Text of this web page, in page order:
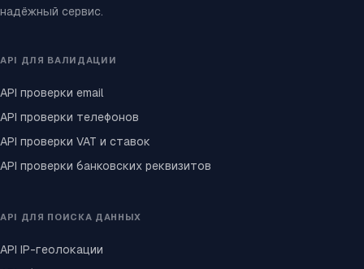
надёжный сервис.
API ДЛЯ ВАЛИДАЦИИ
API проверки email
API проверки телефонов
API проверки VAT и ставок
API проверки банковских реквизитов
API ДЛЯ ПОИСКА ДАННЫХ
API IP-геолокации